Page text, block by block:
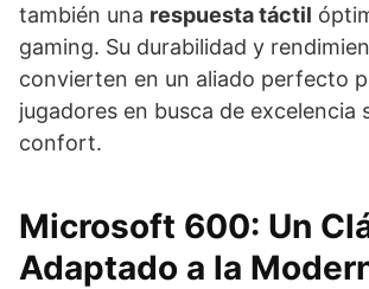
también una respuesta táctil
gaming. Su durabilidad y
convierten en un aliado perfecto
jugadores en busca de excelencia
confort.
Microsoft 600: Un
Adaptado a la